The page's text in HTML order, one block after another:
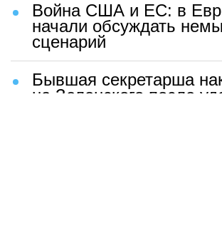
Война США и ЕС: в
начали обсуждать
сценарий
Бывшая секретарша
на Зеленского после